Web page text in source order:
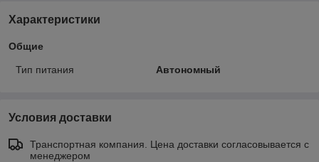
Характеристики
Общие
Тип питания Автономный
Условия доставки
Транспортная компания. Цена доставки согласовывается с
менеджером